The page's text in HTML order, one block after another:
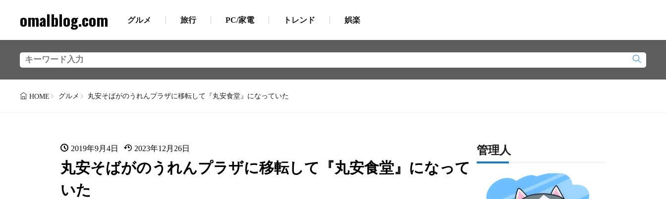
omalblog.com グルメ 旅行 PC/家電 トレンド 娯楽
HOME グルメ 丸安そばがのうれんプラザに移転して『丸安食堂』になっていた
2019年9月4日 2023年12月26日
丸安そばがのうれんプラザに移転して『丸安食堂』になって
いた
管理人